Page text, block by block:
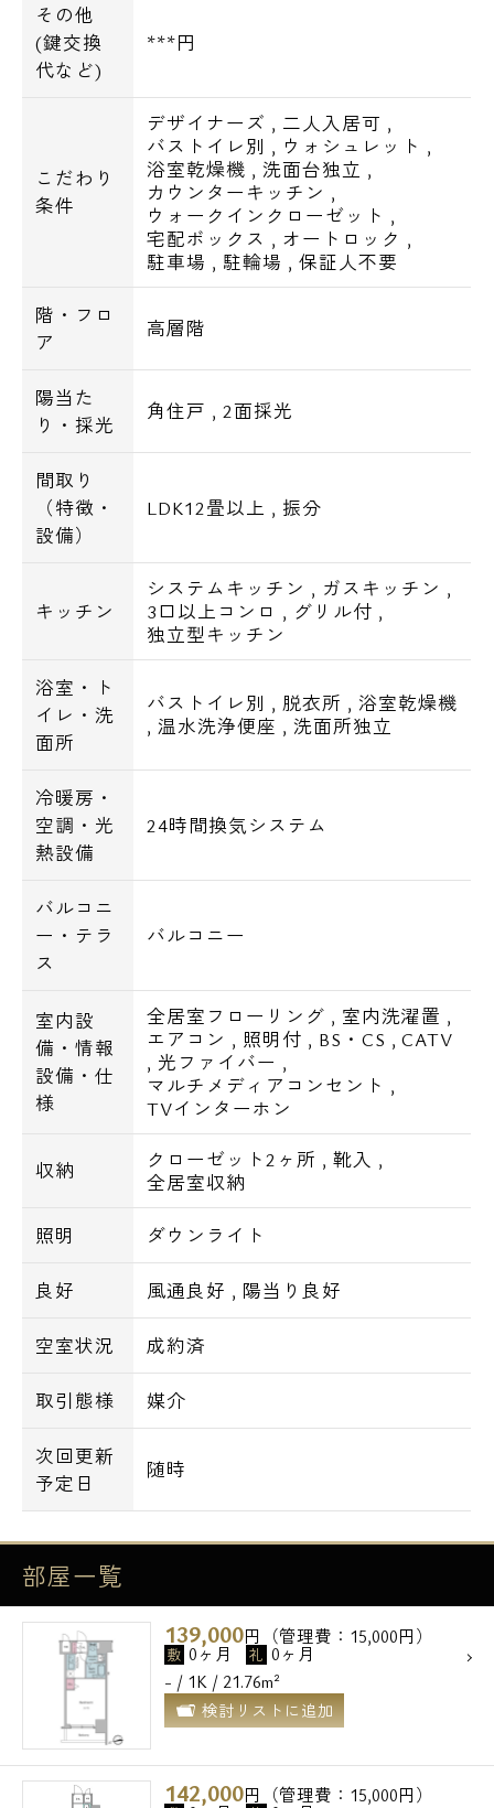
その他
(鍵交換
代など)
***円
こだわり
条件
デザイナーズ , 二人入居可 ,
バストイレ別 , ウォシュレット ,
浴室乾燥機 ,洗面台独立 ,
カウンターキッチン ,
ウォークインクローゼット ,
宅配ボックス , オートロック ,
駐車場 , 駐輪場 , 保証人不要
階・フロ
ア
高層階
陽当た
り・採光
角住戸 ,2面採光
間取り
（特徴・
設備）
LDK12畳以上 , 振分
キッチン
システムキッチン , ガスキッチン ,
3口以上コンロ , グリル付 ,
独立型キッチン
浴室・ト
イレ・洗
面所
バストイレ別 , 脱衣所 , 浴室乾燥機
,温水洗浄便座 , 洗面所独立
冷暖房・
空調・光
熱設備
24時間換気システム
バルコニ
ー・テラ
ス
バルコニー
室内設
備・情報
設備・仕
様
全居室フローリング , 室内洗濯置 ,
エアコン , 照明付 , BS・CS ,CATV
, 光ファイバー ,
マルチメディアコンセント ,
TVインターホン
収納 クローゼット2ヶ所 , 靴入 ,
全居室収納
照明 ダウンライト
良好 風通良好 , 陽当り良好
空室状況 成約済
取引態様 媒介
次回更新
予定日
随時
部屋一覧
139,000円（管理費：15,000円）
敷 0ヶ月 礼 0ヶ月
- / 1K / 21.76m²
検討リストに追加
142,000円（管理費：15,000円）